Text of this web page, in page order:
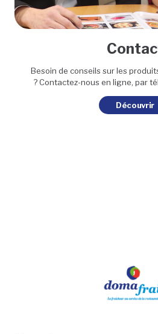
Besoin de conseils sur les
? Contactez-nous en ligne, par
Découvrir